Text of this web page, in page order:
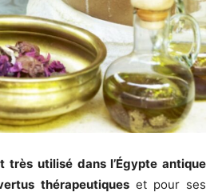
très utilisé dans l’Égypte antique
thérapeutiqueset pour ses